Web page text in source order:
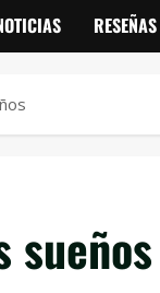
RESEÑAS
sueños